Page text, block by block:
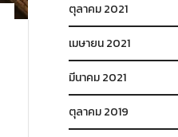
ตุลาคม 2021
เมษายน 2021
มีนาคม 2021
ตุลาคม 2019